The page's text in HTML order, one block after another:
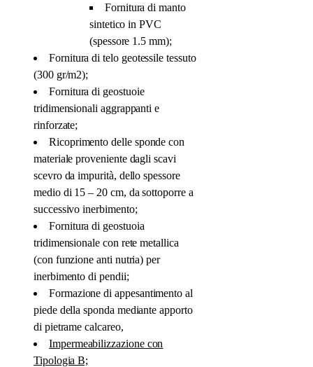
Fornitura di manto
sintetico in PVC
(spessore 1.5 mm);
Fornitura di telo geotessile tessuto
(300 gr/m2);
Fornitura di geostuoie
tridimensionali aggrappanti e
rinforzate;
Ricoprimento delle sponde con
materiale proveniente dagli scavi
scevro da impurità, dello spessore
medio di 15 – 20 cm, da sottoporre a
successivo inerbimento;
Fornitura di geostuoia
tridimensionale con rete metallica
(con funzione anti nutria) per
inerbimento di pendii;
Formazione di appesantimento al
piede della sponda mediante apporto
di pietrame calcareo,
Impermeabilizzazione con
Tipologia B;